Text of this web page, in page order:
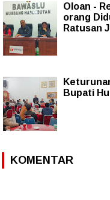
Oloan -
orang
Ratusan
Bupati
KOMENTAR